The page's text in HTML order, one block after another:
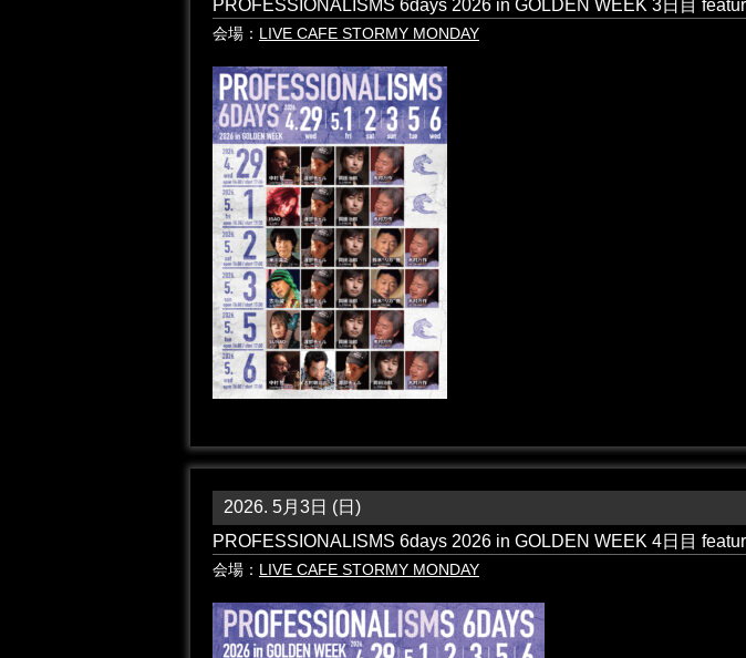
PROFESSIONALISMS 6days 2026 in GOLDEN WEEK 3日目
会場： LIVE CAFE STORMY MONDAY
2026. 5月3日 (日)
PROFESSIONALISMS 6days 2026 in GOLDEN WEEK 4日目
会場： LIVE CAFE STORMY MONDAY